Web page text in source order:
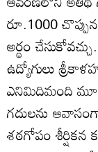
రూ.1000
అర్థం
ఉద్యోగులు
ఎనిమిదిమంది
గదులను
శఠగోపం శీర్షికన